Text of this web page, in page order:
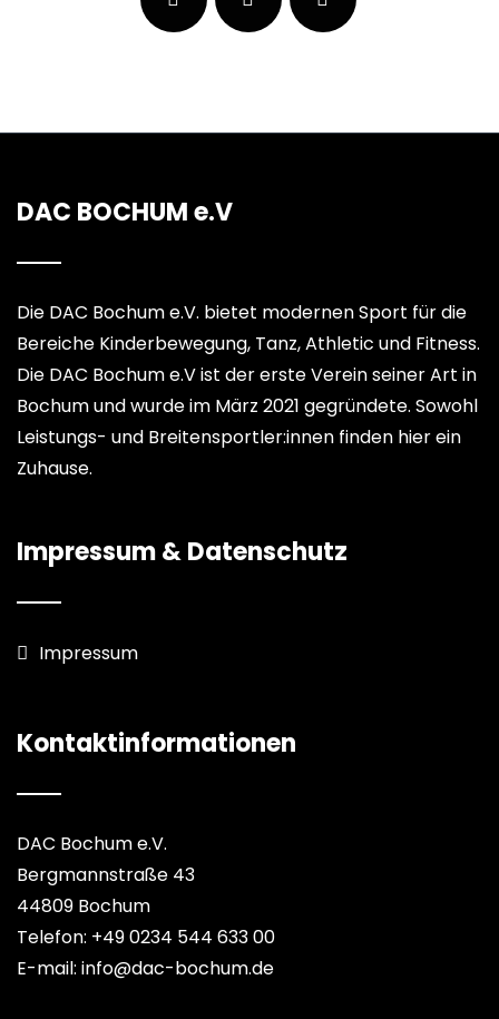
DAC BOCHUM e.V
Die DAC Bochum e.V. bietet modernen Sport für die
Bereiche Kinderbewegung, Tanz, Athletic und Fitness.
Die DAC Bochum e.V ist der erste Verein seiner Art in
Bochum und wurde im März 2021 gegründete. Sowohl
Leistungs- und Breitensportler:innen finden hier ein
Zuhause.
Impressum & Datenschutz
Impressum
Kontaktinformationen
DAC Bochum e.V.
Bergmannstraße 43
44809 Bochum
Telefon: +49 0234 544 633 00
E-mail: info@dac-bochum.de